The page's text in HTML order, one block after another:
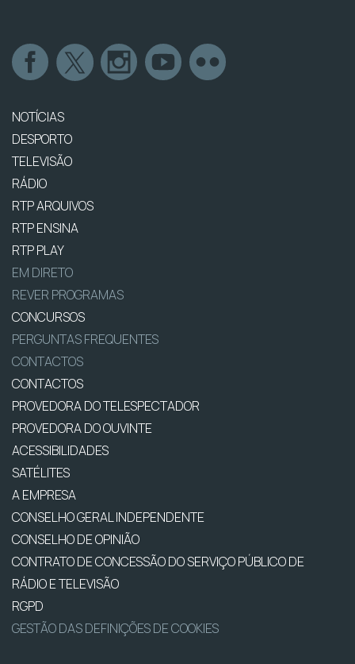
NOTÍCIAS
DESPORTO
TELEVISÃO
RÁDIO
RTP ARQUIVOS
RTP ENSINA
RTP PLAY
EM DIRETO
REVER PROGRAMAS
CONCURSOS
PERGUNTAS FREQUENTES
CONTACTOS
CONTACTOS
PROVEDORA DO TELESPECTADOR
PROVEDORA DO OUVINTE
ACESSIBILIDADES
SATÉLITES
A EMPRESA
CONSELHO GERAL INDEPENDENTE
CONSELHO DE OPINIÃO
CONTRATO DE CONCESSÃO DO SERVIÇO PÚBLICO DE
RÁDIO E TELEVISÃO
RGPD
GESTÃO DAS DEFINIÇÕES DE COOKIES